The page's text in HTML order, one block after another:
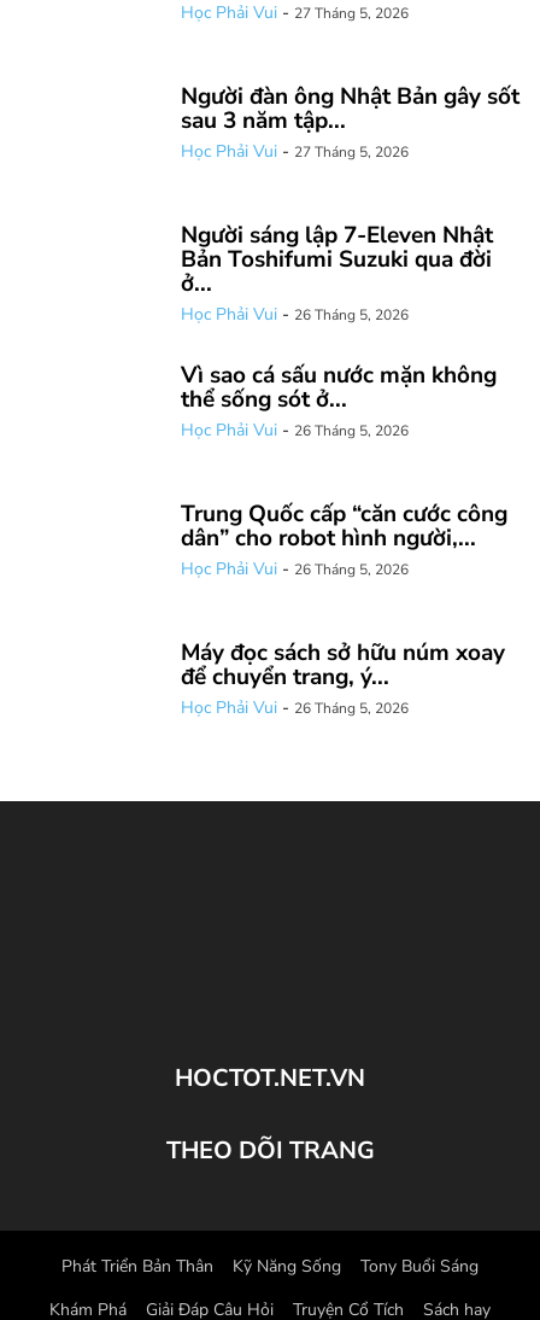
Học Phải Vui - 27 Tháng 5, 2026
Người đàn ông Nhật Bản gây sốt
sau 3 năm tập...
Học Phải Vui - 27 Tháng 5, 2026
Người sáng lập 7-Eleven Nhật
Bản Toshifumi Suzuki qua đời
ở...
Học Phải Vui - 26 Tháng 5, 2026
Vì sao cá sấu nước mặn không
thể sống sót ở...
Học Phải Vui - 26 Tháng 5, 2026
Trung Quốc cấp “căn cước công
dân” cho robot hình người,...
Học Phải Vui - 26 Tháng 5, 2026
Máy đọc sách sở hữu núm xoay
để chuyển trang, ý...
Học Phải Vui - 26 Tháng 5, 2026
HOCTOT.NET.VN
THEO DÕI TRANG
Phát Triển Bản Thân Kỹ Năng Sống
Tony Buổi Sáng
Khám Phá
Giải Đáp Câu Hỏi Truyện Cổ Tích Sách hay